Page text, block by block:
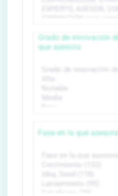
Grado de innovación
que asesora
Fase en la que asesora